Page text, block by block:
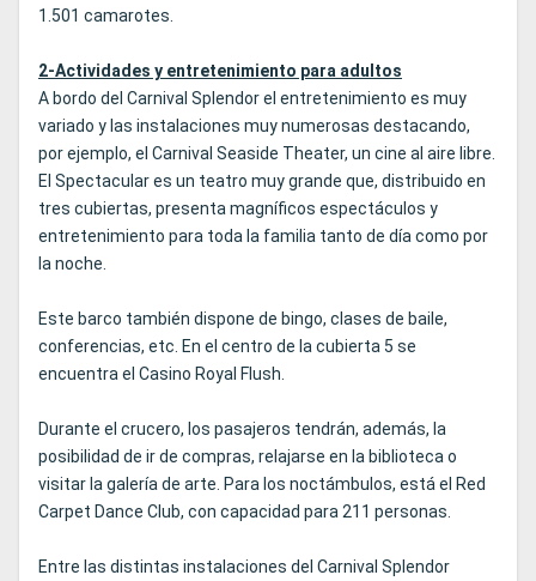
1.501 camarotes.
2-Actividades y entretenimiento para adultos
A bordo del Carnival Splendor el entretenimiento es muy
variado y las instalaciones muy numerosas destacando,
por ejemplo, el Carnival Seaside Theater, un cine al aire libre.
El Spectacular es un teatro muy grande que, distribuido en
tres cubiertas, presenta magníficos espectáculos y
entretenimiento para toda la familia tanto de día como por
la noche.
Este barco también dispone de bingo, clases de baile,
conferencias, etc. En el centro de la cubierta 5 se
encuentra el Casino Royal Flush.
Durante el crucero, los pasajeros tendrán, además, la
posibilidad de ir de compras, relajarse en la biblioteca o
visitar la galería de arte. Para los noctámbulos, está el Red
Carpet Dance Club, con capacidad para 211 personas.
Entre las distintas instalaciones del Carnival Splendor